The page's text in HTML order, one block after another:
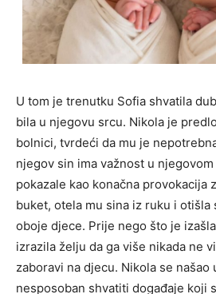
U tom je trenutku Sofia shvatila
bila u njegovu srcu. Nikola je
bolnici, tvrdeći da mu je
njegov sin ima važnost u
pokazale kao konačna provokacija
buket, otela mu sina iz ruku i
oboje djece. Prije nego što je
izrazila želju da ga više nikada ne
zaboravi na djecu. Nikola se našao
nesposoban shvatiti događaje koji